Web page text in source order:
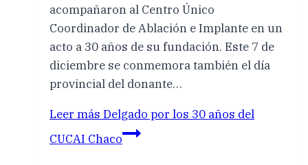
acompañaron al Centro Único
Coordinador de Ablación e Implante en un
acto a 30 años de su fundación. Este 7 de
diciembre se conmemora también el día
provincial del donante…
Leer más Delgado por los 30 años del
CUCAI Chaco